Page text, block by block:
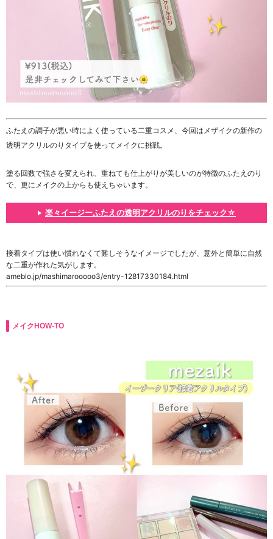
ふたえの調子が悪い時によく使っている二重コスメ、今回はメザイクの新作の
透明アクリルのりタイプを使ってメイクに挑戦。
塗る回数で強さを変えられ、重ねても仕上がりが美しいのが特徴のふたえのり
で、更にメイクの上からも使えちゃいます。
楽々イージーふたえの透明アクリルのりをチェック☆
接着タイプは使い慣れなくて難しそうなイメージでしたが、意外と簡単に自然
な二重が作れた気がします。
ameblo.jp/mashimarooooo3/entry-12817330184.html
メイクHOW-TO